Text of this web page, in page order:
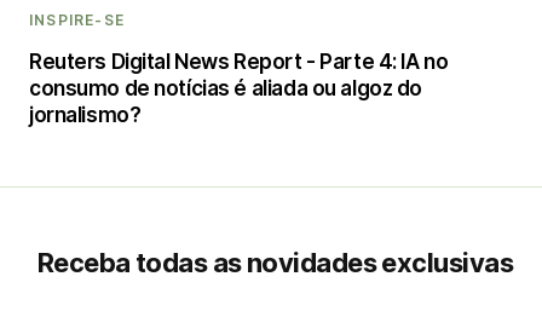
INSPIRE-SE
Reuters Digital News Report - Parte 4: IA no
consumo de notícias é aliada ou algoz do
jornalismo?
Receba todas as novidades exclusivas